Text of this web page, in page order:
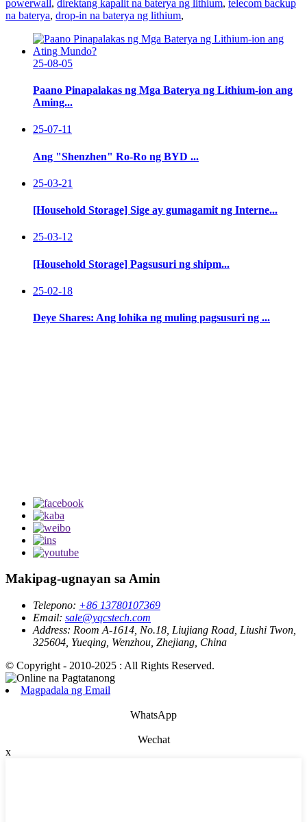
powerwall , direktang kapalit na baterya ng lithium, telecom backup
na baterya, drop-in na baterya ng lithium,
25-08-05
Paano Pinapalakas ng Mga Baterya ng Lithium-ion ang
Aming...
25-07-11
Ang "Shenzhen" Ro-Ro ng BYD ...
25-03-21
[Household Storage] Sige ay gumagamit ng Interne...
25-03-12
[Household Storage] Pagsusuri ng shipm...
25-02-18
Deye Shares: Ang lohika ng muling pagsusuri ng ...
Makipag-ugnayan sa Amin
Telepono: +86 13780107369
Email: sale@yqcstech.com
Address: Room A-1614, No.18, Liujiang Road, Liushi Twon,
325604, Yueqing, Wenzhou, Zhejiang, China
© Copyright - 2010-2025 : All Rights Reserved.
Magpadala ng Email
WhatsApp
Wechat
x